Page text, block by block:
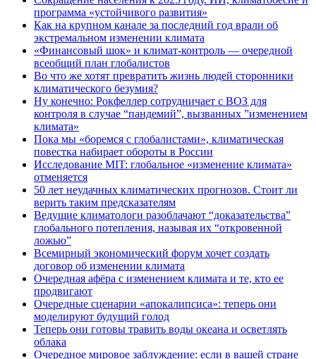
программа «устойчивого развития»
Как на крупном канале за последний год врали об
экстремальном изменении климата
«Финансовый шок» и климат-контроль — очередной
всеобщий план глобалистов
Во что же хотят превратить жизнь людей сторонники
климатического безумия?
Ну конечно: Рокфеллер сотрудничает с ВОЗ для
контроля в случае “пандемий”, вызванных ”изменением
климата»
Пока мы «боремся с глобалистами», климатическая
повестка набирает обороты в России
Исследование MIT: глобальное «изменение климата»
отменяется
50 лет неудачных климатических прогнозов. Стоит ли
верить таким предсказателям
Ведущие климатологи разоблачают “доказательства”
глобального потепления, называя их “откровенной
ложью”
Всемирный экономический форум хочет создать
договор об изменении климата
Очередная афёра с изменением климата и те, кто ее
продвигают
Очередные сценарии «апокалипсиса»: теперь они
моделируют будущий голод
Теперь они готовы травить воды океана и осветлять
облака
Очередное мировое заблуждение: если в вашей стране